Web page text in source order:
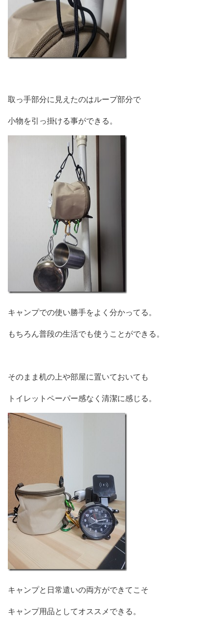
取っ手部分に見えたのはループ部分で
小物を引っ掛ける事ができる。
キャンプでの使い勝手をよく分かってる。
もちろん普段の生活でも使うことができる。
そのまま机の上や部屋に置いておいても
トイレットペーパー感なく清潔に感じる。
キャンプと日常遣いの両方ができてこそ
キャンプ用品としてオススメできる。